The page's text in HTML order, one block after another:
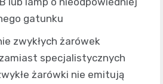
gatunku
zwykłych żarówek
zamiast specjalistycznych
żarówki nie emitują